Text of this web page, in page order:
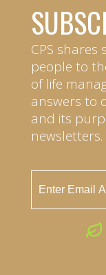
CPS
people to
of life
answers to
and its
newsletters.